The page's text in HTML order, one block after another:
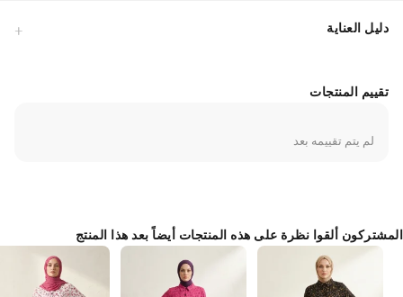
دليل العناية
تقييم المنتجات
لم يتم تقييمه بعد
المشتركون ألقوا نظرة على هذه المنتجات أيضاً بعد هذا المنتج